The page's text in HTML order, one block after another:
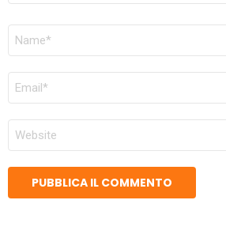
NOME
EMAIL
SITO
WEB